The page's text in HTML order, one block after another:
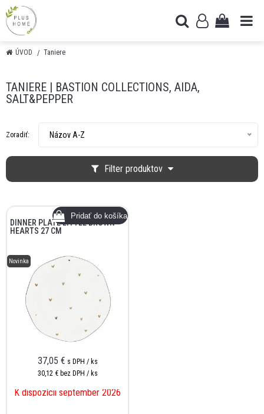
ÚVOD Taniere
TANIERE | BASTION COLLECTIONS, AIDA,
SALT&PEPPER
Filter produktov
Zoradiť: Názov A-Z
DINNER PLATE LITTLE BROWN
HEARTS 27 CM
Novinka
37,05 € s DPH / ks
30,12 € bez DPH / ks
K dispozícii september 2026